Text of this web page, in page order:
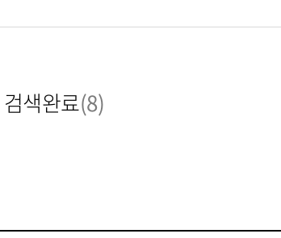
검색완료(8)